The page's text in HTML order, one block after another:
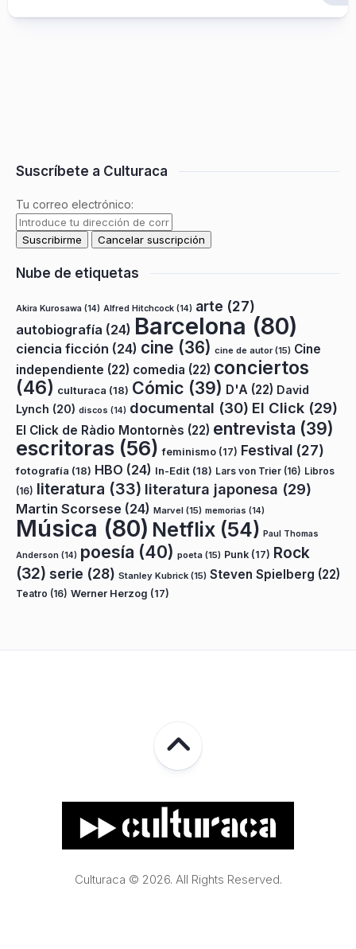
Suscríbete a Culturaca
Tu correo electrónico:
Nube de etiquetas
Akira Kurosawa (14) Alfred Hitchcock (14) arte (27)
autobiografía (24) Barcelona (80)
ciencia ficción (24) cine (36) cine de autor(15) Cine
independiente (22) comedia (22) conciertos
(46) culturaca (18) Cómic (39) D'A (22) David
Lynch (20) discos (14) documental (30) El Click (29)
El Click de Ràdio Montornès (22) entrevista (39)
escritoras (56) feminismo (17) Festival (27)
fotografía (18) HBO (24) In-Edit (18) Lars von Trier (16) Libros
(16) literatura (33) literatura japonesa (29)
Martin Scorsese (24) Marvel (15) memorias (14)
Música (80) Netflix (54) Paul Thomas
Anderson (14) poesía (40) poeta (15) Punk (17) Rock
(32) serie (28) Stanley Kubrick (15) Steven Spielberg (22)
Teatro (16) Werner Herzog (17)
Culturaca © 2026. All Rights Reserved.